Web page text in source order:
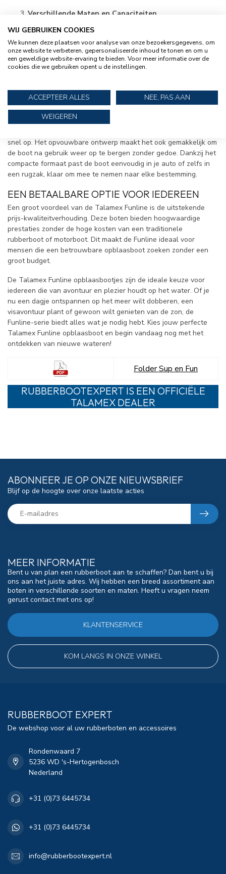
Verschillende Maten en Capaciteiten
capaciteiten van twee tot vier personen. Of je nu alleen
het water op wilt of met een groep vrienden, er is altijd
een Talamex Funline die past bij je behoeften. De
modellen variëren van compacte 200-serie tot de ruimere
jouw activiteit.
EENVOUDIGE MONTAGE EN GEBRUIK
De opblaasbootjes van Talamex zijn binnen enkele minuten klaar
snel op. Het opvouwbare ontwerp maakt het ook gemakkelijk om
de boot na gebruik weer op te bergen zonder gedoe. Dankzij het
compacte formaat past de boot eenvoudig in je auto of zelfs in
een rugzak, klaar om mee te nemen naar elke bestemming.
EEN BETAALBARE OPTIE VOOR IEDEREEN
Een groot voordeel van de Talamex Funline is de uitstekende
prijs-kwaliteitverhouding. Deze boten bieden hoogwaardige
prestaties zonder de hoge kosten van een traditionele
rubberboot of motorboot. Dit maakt de Funline ideaal voor
mensen die een betrouwbare opblaasboot zoeken zonder een
groot budget.
De Talamex Funline opblaasbootjes zijn de ideale keuze voor
iedereen die van avontuur en plezier houdt op het water. Of je
nu een dagje ontspannen op het meer wilt dobberen, een
visavontuur plant of gewoon wilt genieten van de zon, de
Funline-serie biedt alles wat je nodig hebt. Kies jouw perfecte
Talamex Funline opblaasboot en begin vandaag nog met het
ontdekken van nieuwe wateren!
Folder Sup en Fun
RUBBERBOOTEXPERT IS EEN OFFICIËLE
TALAMEX DEALER
MEER INFORMATIE
Bent u van plan een rubberboot aan te schaffen? Dan bent u bij
ons aan het juiste adres. Wij hebben een breed assortiment aan
boten in verschillende soorten en maten. Heeft u vragen neem
gerust contact met ons op!
KLANTENSERVICE
KOM LANGS IN ONZE WINKEL
ABONNEER JE OP ONZE NIEUWSBRIEF
Blijf op de hoogte over onze laatste acties
RUBBERBOOT EXPERT
De webshop voor al uw rubberboten en accessoires
Rondenwaard 7
5236 WD 's-Hertogenbosch
Nederland
+31 (0)73 6445734
+31 (0)73 6445734
info@rubberbootexpert.nl
WIJ GEBRUIKEN COOKIES
We kunnen deze plaatsen voor analyse van onze bezoekersgegevens, om
onze website te verbeteren, gepersonaliseerde inhoud te tonen en om u
een geweldige website-ervaring te bieden. Voor meer informatie over de
cookies die we gebruiken opent u de instellingen.
ACCEPTEER ALLES
NEE, PAS AAN
WEIGEREN